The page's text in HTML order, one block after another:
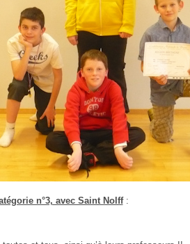
n°3, avec Saint Nolff: